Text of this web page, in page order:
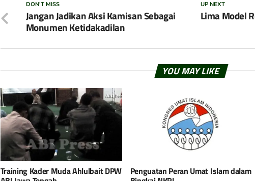
UP NEXT
Lima Model
DON'T MISS
Jangan Jadikan Aksi Kamisan Sebagai
Monumen Ketidakadilan
YOU MAY LIKE
Training Kader Muda Ahlulbait DPW Penguatan Peran Umat Islam dalam